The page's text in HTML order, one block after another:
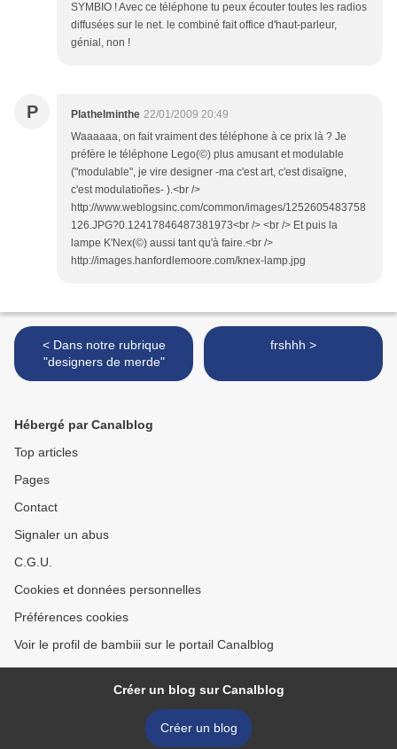
SYMBIO ! Avec ce téléphone tu peux écouter toutes les radios
diffusées sur le net. le combiné fait office d'haut-parleur,
génial, non !
P Plathelminthe 22/01/2009 20:49
Waaaaaa, on fait vraiment des téléphone à ce prix là ? Je
préfère le téléphone Lego(©) plus amusant et modulable
("modulable", je vire designer -ma c'est art, c'est disaïgne,
c'est modulatioñes- ).<br />
http://www.weblogsinc.com/common/images/1252605483758
126.JPG?0.12417846487381973<br /> <br /> Et puis la
lampe K'Nex(©) aussi tant qu'à faire.<br />
http://images.hanfordlemoore.com/knex-lamp.jpg
< Dans notre rubrique
"designers de merde"
frshhh >
Hébergé par Canalblog
Top articles
Pages
Contact
Signaler un abus
C.G.U.
Cookies et données personnelles
Préférences cookies
Voir le profil de bambiii sur le portail Canalblog
Créer un blog sur Canalblog
Créer un blog